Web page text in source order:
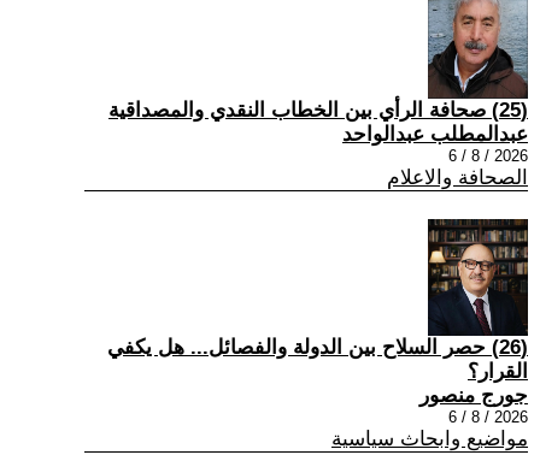
(25) صحافة الرأي بين الخطاب النقدي والمصداقية
عبدالمطلب عبدالواحد
2026 / 8 / 6
الصحافة والاعلام
(26) حصر السلاح بين الدولة والفصائل... هل يكفي
القرار؟
جورج منصور
2026 / 8 / 6
مواضيع وابحاث سياسية